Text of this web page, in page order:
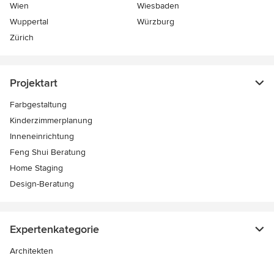
Wien
Wiesbaden
Wuppertal
Würzburg
Zürich
Projektart
Farbgestaltung
Kinderzimmerplanung
Inneneinrichtung
Feng Shui Beratung
Home Staging
Design-Beratung
Expertenkategorie
Architekten